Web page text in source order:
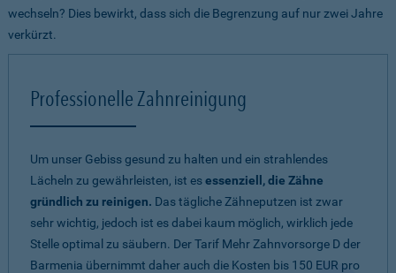
wechseln? Dies bewirkt, dass sich die Begrenzung auf nur zwei Jahre
verkürzt.
Professionelle Zahnreinigung
Um unser Gebiss gesund zu halten und ein strahlendes
Lächeln zu gewährleisten, ist esessenziell, die Zähne
gründlich zu reinigen. Das tägliche Zähneputzen ist zwar
sehr wichtig, jedoch ist es dabei kaum möglich, wirklich jede
Stelle optimal zu säubern. Der Tarif Mehr Zahnvorsorge D der
Barmenia übernimmt daher auch die Kosten bis 150 EUR pro